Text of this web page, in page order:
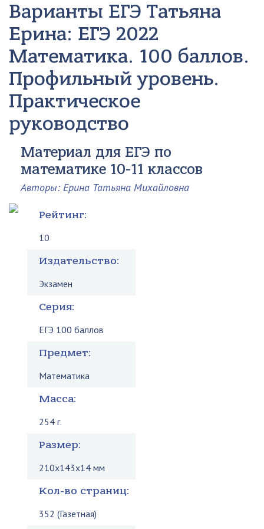
Варианты ЕГЭ Татьяна
Ерина: ЕГЭ 2022
Математика. 100 баллов.
Профильный уровень.
Практическое
руководство
Материал для ЕГЭ по
математике 10-11 классов
Авторы: Ерина Татьяна Михайловна
Рейтинг:
10
Издательство:
Экзамен
Серия:
ЕГЭ 100 баллов
Предмет:
Математика
Масса:
254 г.
Размер:
210x143x14 мм
Кол-во страниц:
352 (Газетная)